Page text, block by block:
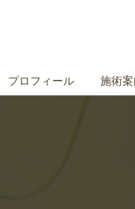
プロフィール 施術案